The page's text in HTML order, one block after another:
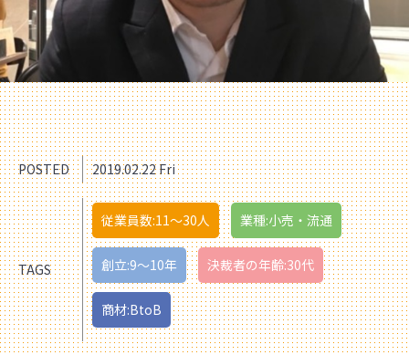
POSTED 2019.02.22 Fri
TAGS
従業員数:11〜30人 業種:小売・流通
創立:9〜10年 決裁者の年齢:30代
商材:BtoB